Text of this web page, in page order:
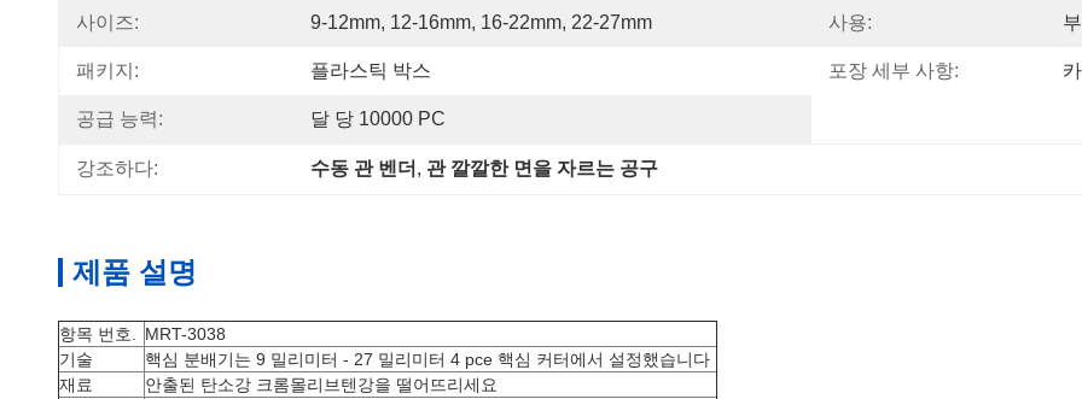
사이즈: 9-12mm, 12-16mm, 16-22mm, 22-27mm 사용:
패키지: 플라스틱 박스 포장 세부 사항:
공급 능력: 달 당 10000 PC
강조하다: 수동 관 벤더 , 관 깔깔한 면을 자르는 공구
제품 설명
항목 번호.
MRT-3038
기술
핵심 분배기는 9 밀리미터 - 27 밀리미터 4 pce 핵심 커터에서 설정했습니다
재료
안출된 탄소강 크롬몰리브텐강을 떨어뜨리세요